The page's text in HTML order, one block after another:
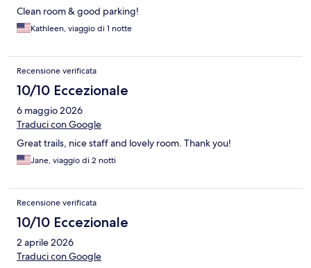
Clean room & good parking!
Kathleen, viaggio di 1 notte
Recensione verificata
10/10 Eccezionale
6 maggio 2026
Traduci con Google
Great trails, nice staff and lovely room. Thank you!
Jane, viaggio di 2 notti
Recensione verificata
10/10 Eccezionale
2 aprile 2026
Traduci con Google